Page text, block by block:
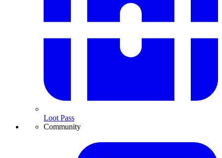
Loot Pass
Community